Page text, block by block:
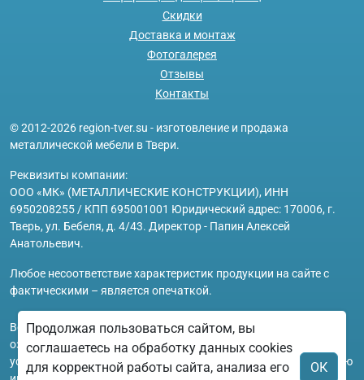
Скидки
Доставка и монтаж
Фотогалерея
Отзывы
Контакты
© 2012-2026 region-tver.su - изготовление и продажа
металлической мебели в Твери.
Реквизиты компании:
ООО «МК» (МЕТАЛЛИЧЕСКИЕ КОНСТРУКЦИИ), ИНН
6950208255 / КПП 695001001 Юридический адрес: 170006, г.
Тверь, ул. Бебеля, д. 4/43. Директор - Папин Алексей
Анатольевич.
Любое несоответствие характеристик продукции на сайте с
фактическими – является опечаткой.
Вся информация на сайте region-tver.su носит исключительно
ознакомительный и справочный характер и ни при каких
условиях не является публичной офертой. Всю дополнительную
Продолжая пользоваться сайтом, вы
соглашаетесь на обработку данных cookies
для корректной работы сайта, анализа его
ОК